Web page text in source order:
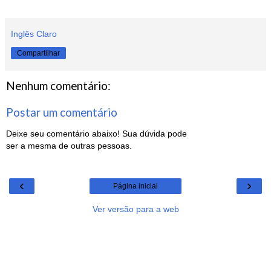
Inglês Claro
Compartilhar
Nenhum comentário:
Postar um comentário
Deixe seu comentário abaixo! Sua dúvida pode
ser a mesma de outras pessoas.
‹ ›
Página inicial
Ver versão para a web